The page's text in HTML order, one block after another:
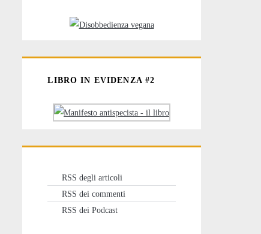
LIBRO IN EVIDENZA #2
RSS degli articoli
RSS dei commenti
RSS dei Podcast